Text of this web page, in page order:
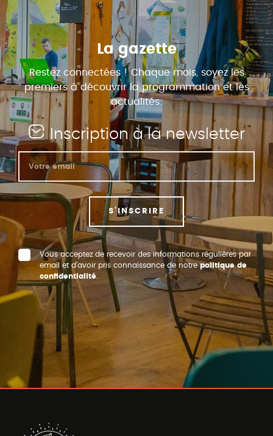
La gazette
Restez connectées ! Chaque mois, soyez les
premiers à découvrir la programmation et les
actualités.
Inscription à la newsletter
S'INSCRIRE
Vous acceptez de recevoir des informations régulières par
email et d’avoir pris connaissance de notrepolitique de
confidentialité